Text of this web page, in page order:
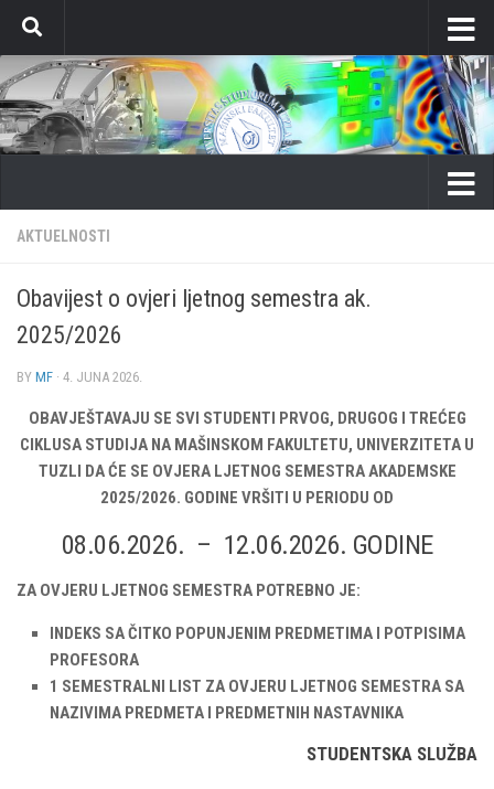
Skip to content
AKTUELNOSTI
Obavijest o ovjeri ljetnog semestra ak.
2025/2026
BY MF · 4. JUNA 2026.
OBAVJEŠTAVAJU SE SVI STUDENTI PRVOG, DRUGOG I TREĆEG
CIKLUSA STUDIJA NA MAŠINSKOM FAKULTETU, UNIVERZITETA U
TUZLI DA ĆE SE OVJERA LJETNOG SEMESTRA AKADEMSKE
2025/2026. GODINE VRŠITI U PERIODU OD
08.06.2026. – 12.06.2026. GODINE
ZA OVJERU LJETNOG SEMESTRA POTREBNO JE:
INDEKS SA ČITKO POPUNJENIM PREDMETIMA I POTPISIMA
PROFESORA
1 SEMESTRALNI LIST ZA OVJERU LJETNOG SEMESTRA SA
NAZIVIMA PREDMETA I PREDMETNIH NASTAVNIKA
STUDENTSKA SLUŽBA